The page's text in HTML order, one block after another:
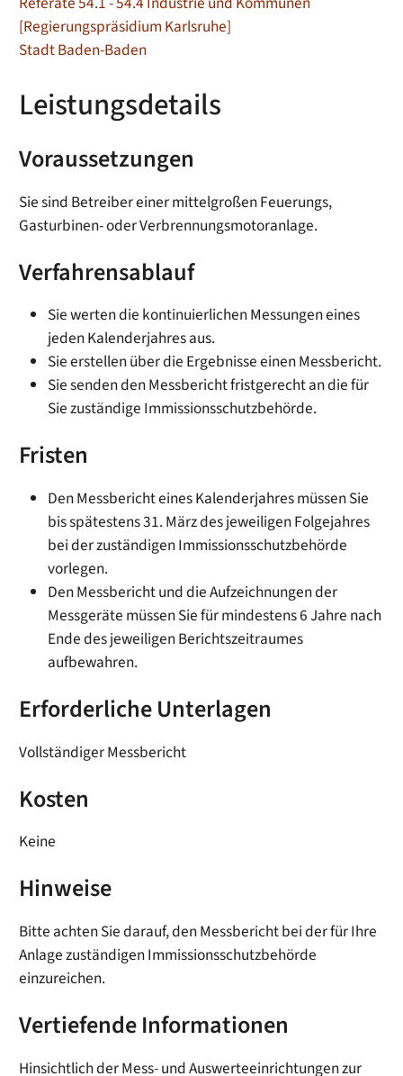
[Regierungspräsidium Karlsruhe]
Stadt Baden-Baden
Leistungsdetails
Voraussetzungen
Sie sind Betreiber einer mittelgroßen Feuerungs,
Gasturbinen- oder Verbrennungsmotoranlage.
Verfahrensablauf
Sie werten die kontinuierlichen Messungen eines
jeden Kalenderjahres aus.
Sie erstellen über die Ergebnisse einen Messbericht.
Sie senden den Messbericht fristgerecht an die für
Sie zuständige Immissionsschutzbehörde.
Fristen
Den Messbericht eines Kalenderjahres müssen Sie
bis spätestens 31. März des jeweiligen Folgejahres
bei der zuständigen Immissionsschutzbehörde
vorlegen.
Den Messbericht und die Aufzeichnungen der
Messgeräte müssen Sie für mindestens 6 Jahre nach
Ende des jeweiligen Berichtszeitraumes
aufbewahren.
Erforderliche Unterlagen
Vollständiger Messbericht
Kosten
Keine
Hinweise
Bitte achten Sie darauf, den Messbericht bei der für Ihre
Anlage zuständigen Immissionsschutzbehörde
einzureichen.
Vertiefende Informationen
Hinsichtlich der Mess- und Auswerteeinrichtungen zur